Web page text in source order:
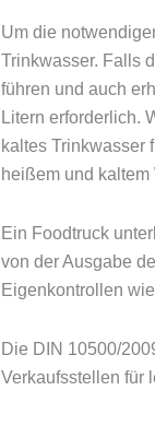
Um die
Trinkwasser. Falls
führen und auch
Litern erforderlich.
kaltes Trinkwasser
heißem und
Ein Foodtruck
von der Ausgabe
Eigenkontrollen
Die DIN 10500/
Verkaufsstellen für